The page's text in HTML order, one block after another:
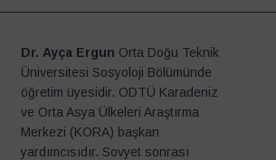
Dr. Ayça Ergun Orta Doğu Teknik
Üniversitesi Sosyoloji Bölümünde
öğretim üyesidir. ODTÜ Karadeniz
ve Orta Asya Ülkeleri Araştırma
Merkezi (KORA) başkan
yardımcısıdır. Sovyet sonrası